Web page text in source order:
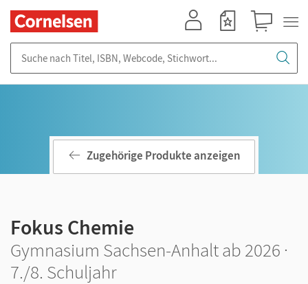
Zugehörige Produkte anzeigen
Fokus Chemie
Gymnasium Sachsen-Anhalt ab 2026 ·
7./8. Schuljahr